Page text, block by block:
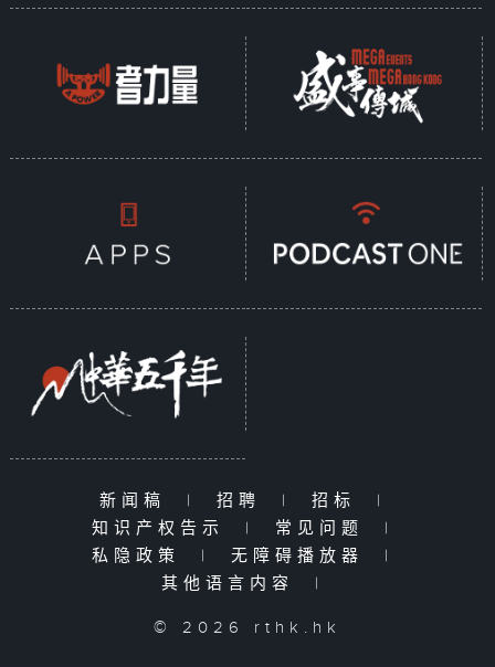
新闻稿 | 招聘 | 招标
|
知识产权告示
| 常见问题
|
私隐政策
| 无障碍播放器
|
其他语言内容
|
© 2026 rthk.hk